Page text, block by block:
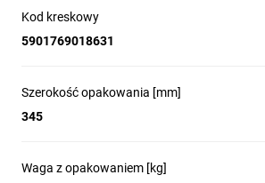
Kod kreskowy
5901769018631
Szerokość opakowania [mm]
345
Waga z opakowaniem [kg]